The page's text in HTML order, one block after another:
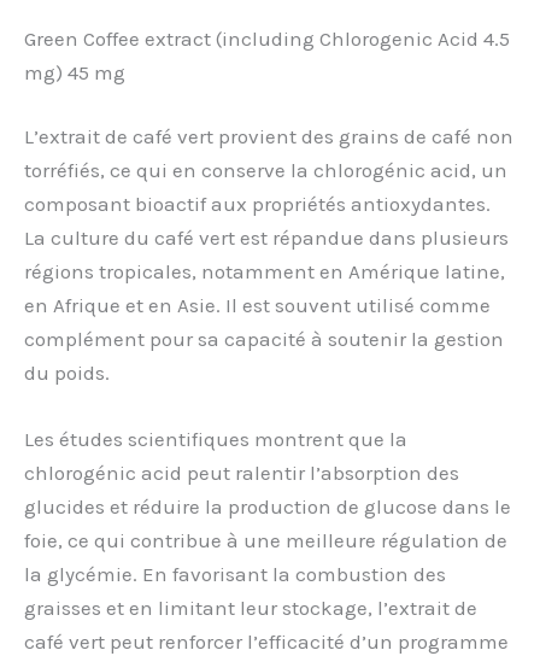
Green Coffee extract (including Chlorogenic Acid 4.5
mg) 45 mg
L’extrait de café vert provient des grains de café non
torréfiés, ce qui en conserve la chlorogénic acid, un
composant bioactif aux propriétés antioxydantes.
La culture du café vert est répandue dans plusieurs
régions tropicales, notamment en Amérique latine,
en Afrique et en Asie. Il est souvent utilisé comme
complément pour sa capacité à soutenir la gestion
du poids.
Les études scientifiques montrent que la
chlorogénic acid peut ralentir l’absorption des
glucides et réduire la production de glucose dans le
foie, ce qui contribue à une meilleure régulation de
la glycémie. En favorisant la combustion des
graisses et en limitant leur stockage, l’extrait de
café vert peut renforcer l’efficacité d’un programme